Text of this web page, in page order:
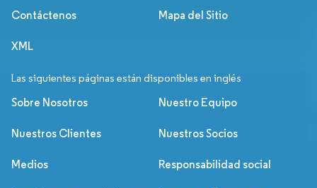
Contáctenos Mapa del Sitio
XML
Las siguientes páginas están disponibles en inglés
Sobre Nosotros Nuestro Equipo
Nuestros Clientes Nuestros Socios
Medios Responsabilidad social